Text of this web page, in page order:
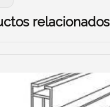
relacionados